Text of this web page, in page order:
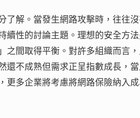
了解。當發生網路攻擊時，往往
續性的討論主題。理想的安全方
之間取得平衡。對許多組織而言
還不成熟但需求正呈指數成長，
更多企業將考慮將網路保險納入